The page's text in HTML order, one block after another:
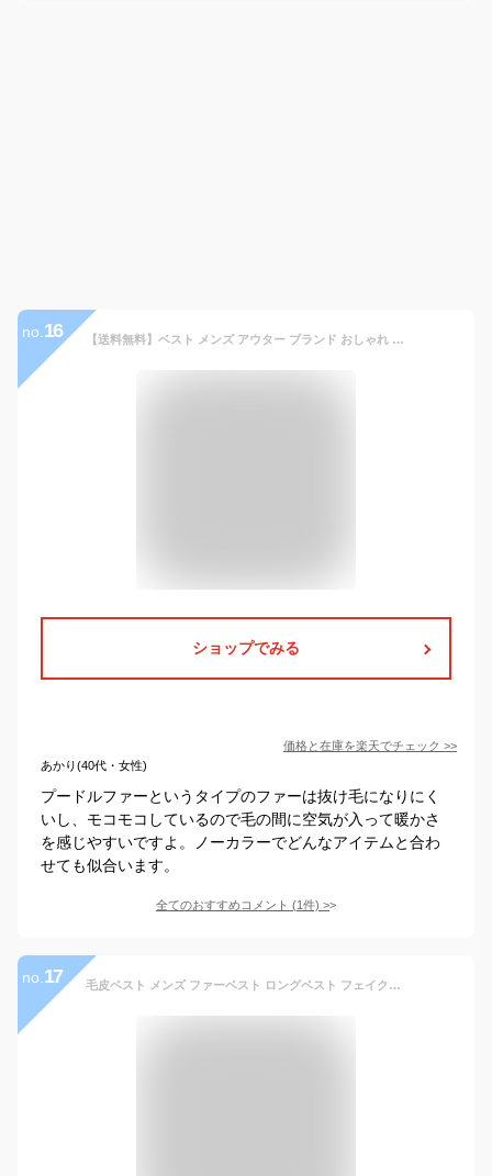
no. 16 【送料無料】ベスト メンズ アウター ブランド おしゃれ 大人 ジレ プードルファー ファーベスト ファー ジャケット ノーカラー ボア 羽織り もこもこ ユニセックス カジュアル ブラック ベージュ テラコッタ 黒 CavariA 20代 30代 40代 男 男性 服 メンズファッション
ショップでみる
価格と在庫を楽天でチェック >>
あかり(40代・女性)
プードルファーというタイプのファーは抜け毛になりにく
いし、モコモコしているので毛の間に空気が入って暖かさ
を感じやすいですよ。ノーカラーでどんなアイテムと合わ
せても似合います。
全てのおすすめコメント (1件) >
no. 17 毛皮ベスト メンズ ファーベスト ロングベスト フェイクファー おしゃれ アウター 暖かい 韓国 ファッション ゆったり 無地 ふわふわ 冬物 防寒 厚手 上着 防風 人気 秋冬 送料無料